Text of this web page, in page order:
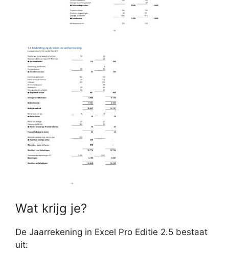
Wat krijg je?
De Jaarrekening in Excel Pro Editie 2.5 bestaat
uit: